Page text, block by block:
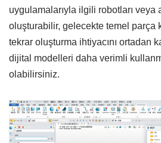
uygulamalarıyla ilgili robotları veya
oluşturabilir, gelecekte temel parça
tekrar oluşturma ihtiyacını ortadan
dijital modelleri daha verimli
olabilirsiniz.